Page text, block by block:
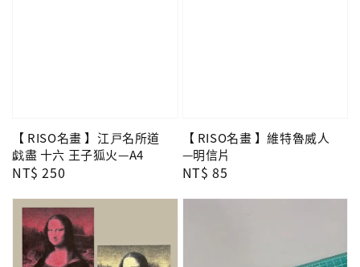
【 RISO名畫 】江戸名所道
戯盡 十六 王子狐火—A4
Regular
NT$ 250
【 RISO名畫 】維特魯威人
—明信片
Regular
NT$ 85